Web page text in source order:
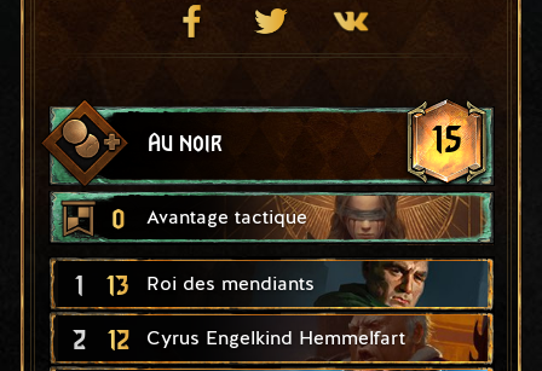
Au noir 15
0 Avantage tactique
1 13 Roi des mendiants
2 12 Cyrus Engelkind Hemmelfart